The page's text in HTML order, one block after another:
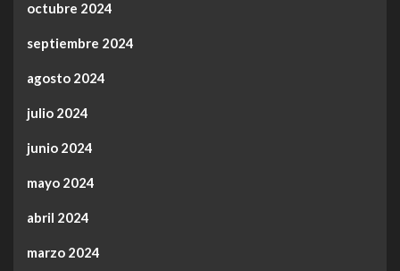
octubre 2024
septiembre 2024
agosto 2024
julio 2024
junio 2024
mayo 2024
abril 2024
marzo 2024